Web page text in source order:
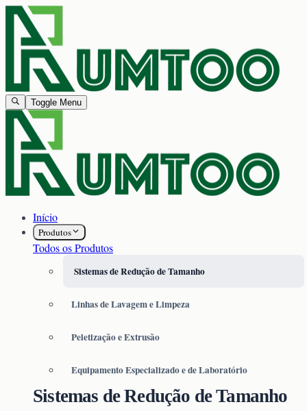
Toggle Menu
Início
Produtos
Todos os Produtos
Sistemas de Redução de Tamanho
Linhas de Lavagem e Limpeza
Peletização e Extrusão
Equipamento Especializado e de Laboratório
Sistemas de Redução de Tamanho